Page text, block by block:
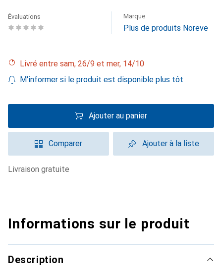
Évaluations Marque
Plus de produits Noreve
Livré entre sam, 26/9 et mer, 14/10
M'informer si le produit est disponible plus tôt
Ajouter au panier
Comparer Ajouter à la liste
livraison gratuite
Informations sur le produit
Description